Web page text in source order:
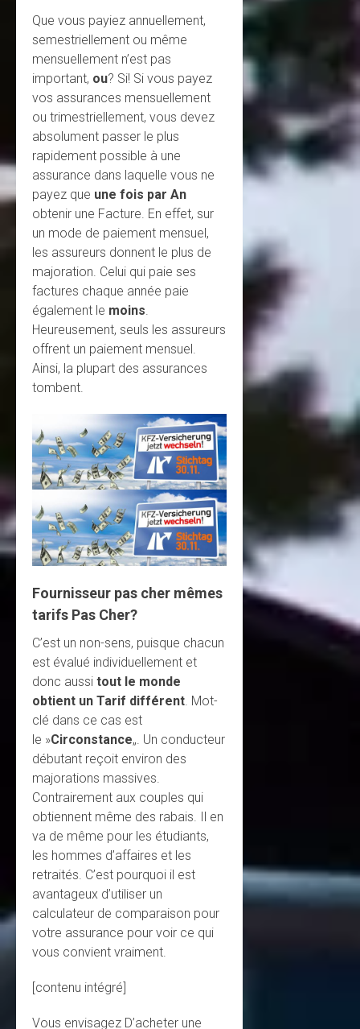
Que vous payiez annuellement,
semestriellement ou même
mensuellement n’est pas
important, ou? Si! Si vous payez
vos assurances mensuellement
ou trimestriellement, vous devez
absolument passer le plus
rapidement possible à une
assurance dans laquelle vous ne
payez que une fois par An
obtenir une Facture. En effet, sur
un mode de paiement mensuel,
les assureurs donnent le plus de
majoration. Celui qui paie ses
factures chaque année paie
également le moins.
Heureusement, seuls les assureurs
offrent un paiement mensuel.
Ainsi, la plupart des assurances
tombent.
Fournisseur pas cher mêmes
tarifs Pas Cher?
C’est un non-sens, puisque chacun
est évalué individuellement et
donc aussi tout le monde
obtient un Tarif différent . Mot-
clé dans ce cas est
le »Circonstance„. Un conducteur
débutant reçoit environ des
majorations massives.
Contrairement aux couples qui
obtiennent même des rabais. Il en
va de même pour les étudiants,
les hommes d’affaires et les
retraités. C’est pourquoi il est
avantageux d’utiliser un
calculateur de comparaison pour
votre assurance pour voir ce qui
vous convient vraiment.
[contenu intégré]
Vous envisagez D’acheter une